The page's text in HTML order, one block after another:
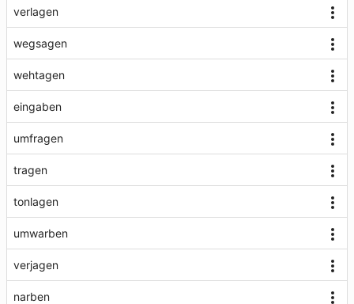
verlagen
wegsagen
wehtagen
eingaben
umfragen
tragen
tonlagen
umwarben
verjagen
narben